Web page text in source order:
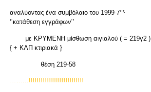
αναλύοντας ένα συμβόλαιο του 1999-7ος
‘’κατάθεση εγγράφων’’
με ΚΡΥΜΕΝΗ μίσθωση αιγιαλού ( = 219γ2 )
{ + ΚΛΠ κτιριακά }
θέση 219-58
………!!!!!!!!!!!!!!!!!!!!!!!!!!!!